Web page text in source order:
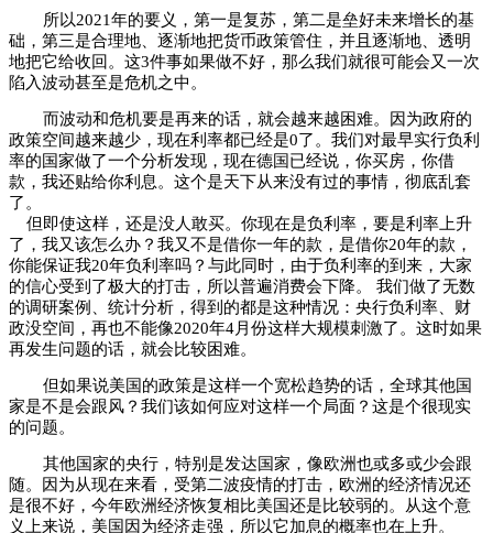
所以2021年的要义，第一是复苏，第二是垒好未来增长的基
础，第三是合理地、逐渐地把货币政策管住，并且逐渐地、透明
地把它给收回。这3件事如果做不好，那么我们就很可能会又一次
陷入波动甚至是危机之中。
而波动和危机要是再来的话，就会越来越困难。因为政府的
政策空间越来越少，现在利率都已经是0了。我们对最早实行负利
率的国家做了一个分析发现，现在德国已经说，你买房，你借
款，我还贴给你利息。这个是天下从来没有过的事情，彻底乱套
了。
但即使这样，还是没人敢买。你现在是负利率，要是利率上升
了，我又该怎么办？我又不是借你一年的款，是借你20年的款，
你能保证我20年负利率吗？与此同时，由于负利率的到来，大家
的信心受到了极大的打击，所以普遍消费会下降。 我们做了无数
的调研案例、统计分析，得到的都是这种情况：央行负利率、财
政没空间，再也不能像2020年4月份这样大规模刺激了。这时如果
再发生问题的话，就会比较困难。
但如果说美国的政策是这样一个宽松趋势的话，全球其他国
家是不是会跟风？我们该如何应对这样一个局面？这是个很现实
的问题。
其他国家的央行，特别是发达国家，像欧洲也或多或少会跟
随。因为从现在来看，受第二波疫情的打击，欧洲的经济情况还
是很不好，今年欧洲经济恢复相比美国还是比较弱的。从这个意
义上来说，美国因为经济走强，所以它加息的概率也在上升。